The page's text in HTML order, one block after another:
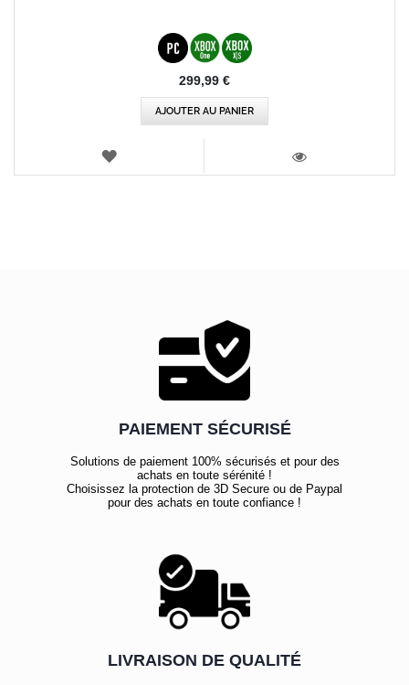
299,99 €
AJOUTER AU PANIER
AJOUTER
VOIR
PAIEMENT SÉCURISÉ
Solutions de paiement 100% sécurisés et pour des
achats en toute sérénité !
Choisissez la protection de 3D Secure ou de Paypal
pour des achats en toute confiance !
LIVRAISON DE QUALITÉ